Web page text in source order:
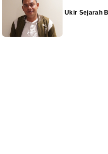
Ukir Sejarah